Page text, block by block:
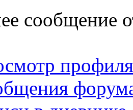
сообщение
профиля